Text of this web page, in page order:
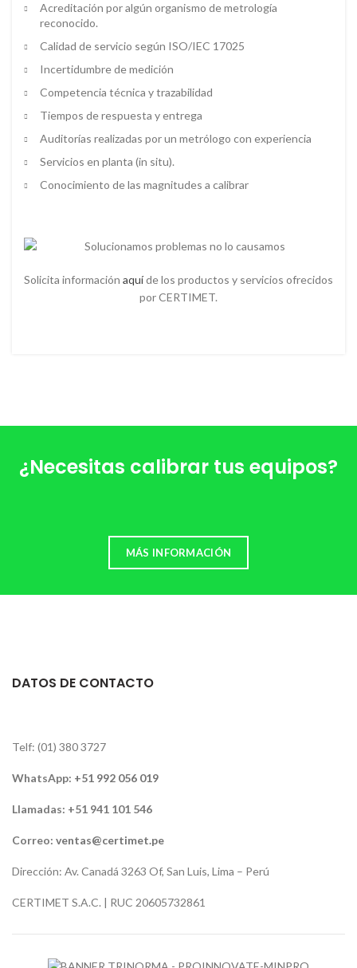
Acreditación por algún organismo de metrología
reconocido.
Calidad de servicio según ISO/IEC 17025
Incertidumbre de medición
Competencia técnica y trazabilidad
Tiempos de respuesta y entrega
Auditorías realizadas por un metrólogo con experiencia
Servicios en planta (in situ).
Conocimiento de las magnitudes a calibrar
Solicita información aquíde los productos y servicios ofrecidos
por CERTIMET.
¿Necesitas calibrar tus equipos?
MÁS INFORMACIÓN
DATOS DE CONTACTO
Telf: (01) 380 3727
WhatsApp: +51 992 056 019
Llamadas: +51 941 101 546
Correo: ventas@certimet.pe
Dirección: Av. Canadá 3263 Of, San Luis, Lima – Perú
CERTIMET S.A.C. | RUC 20605732861